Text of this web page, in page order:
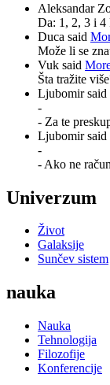
Aleksandar
Da: 1, 2, 3 i 4
Duca said
Može li se
Vuk said
Šta tražite
Ljubomir said
-
- Za te
Ljubomir said
-
- Ako ne
Univerzum
Život
Galaksije
Sunčev sistem
nauka
Nauka
Tehnologija
Filozofije
Konferencije